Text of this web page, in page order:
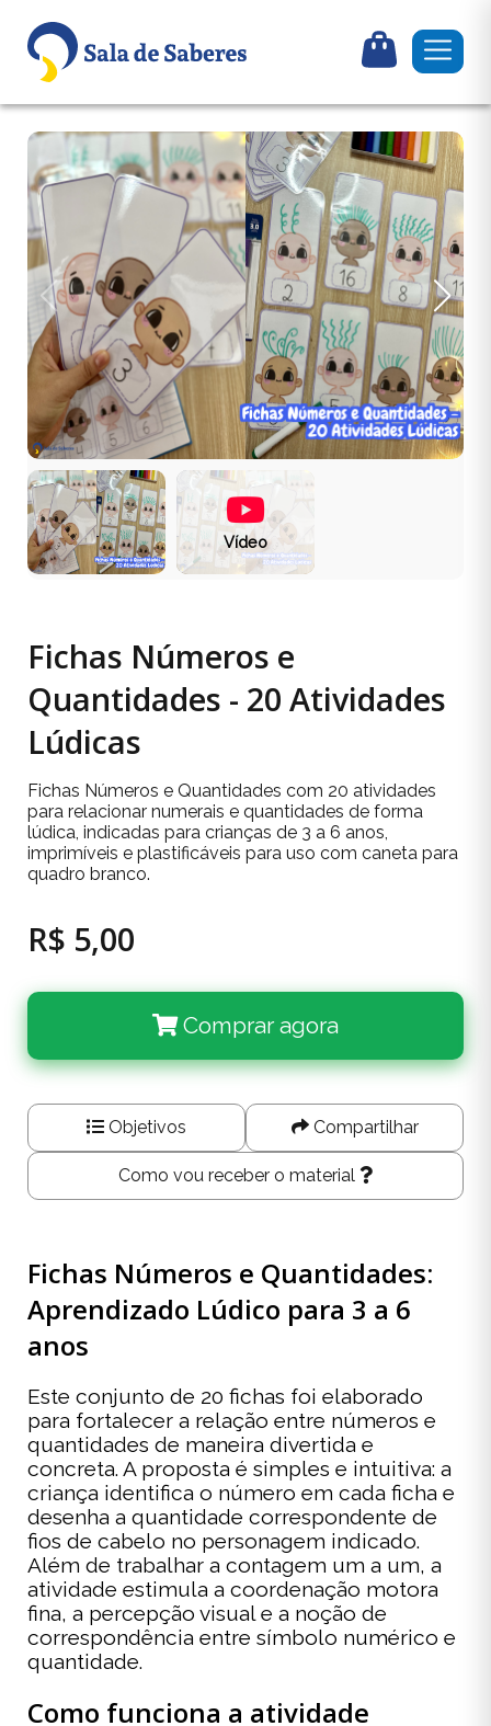
Vídeo
Fichas Números e
Quantidades - 20 Atividades
Lúdicas
Fichas Números e Quantidades com 20 atividades
para relacionar numerais e quantidades de forma
lúdica, indicadas para crianças de 3 a 6 anos,
imprimíveis e plastificáveis para uso com caneta para
quadro branco.
R$ 5,00
Comprar agora
Objetivos Compartilhar
Como vou receber o material
Fichas Números e Quantidades:
Aprendizado Lúdico para 3 a 6
anos
Este conjunto de 20 fichas foi elaborado
para fortalecer a relação entre números e
quantidades de maneira divertida e
concreta. A proposta é simples e intuitiva: a
criança identifica o número em cada ficha e
desenha a quantidade correspondente de
fios de cabelo no personagem indicado.
Além de trabalhar a contagem um a um, a
atividade estimula a coordenação motora
fina, a percepção visual e a noção de
correspondência entre símbolo numérico e
quantidade.
Como funciona a atividade